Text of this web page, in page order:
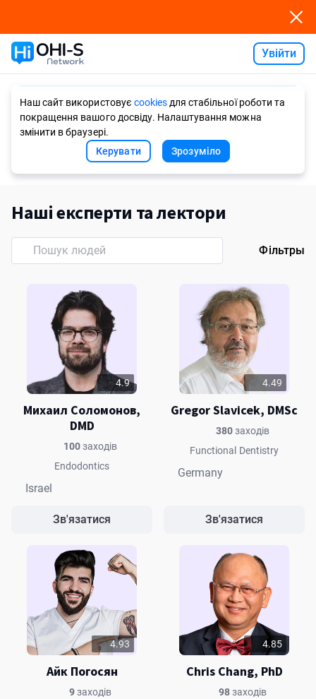
Увійти
Наш сайт використовує cookies для стабільної роботи та
покращення вашого досвіду. Налаштування можна
змінити в браузері.
Керувати
Зрозуміло
Наші експерти та лектори
Фільтры
4.9
Михаил Соломонов,
DMD
100заходів
Endodontics
Israel
Зв'язатися
4.49
Gregor Slavicek, DMSc
380заходів
Functional Dentistry
Germany
Зв'язатися
4.93
Айк Погосян
9заходів
4.85
Chris Chang, PhD
98заходів